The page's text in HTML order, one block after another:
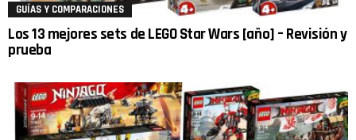
GUÍAS Y COMPARACIONES
Los 13 mejores sets de LEGO Star Wars [año] – Revisión y
prueba